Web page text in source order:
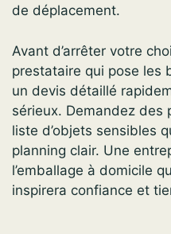
de déplacement.
Avant d’arrêter votre
prestataire qui pose les
un devis détaillé
sérieux. Demandez des
liste d’objets sensibles
planning clair. Une
l’emballage à domicile
inspirera confiance et